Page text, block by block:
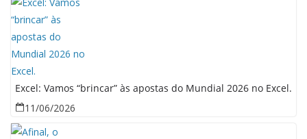
Excel: Vamos “brincar” às apostas do Mundial 2026 no Excel.
11/06/2026